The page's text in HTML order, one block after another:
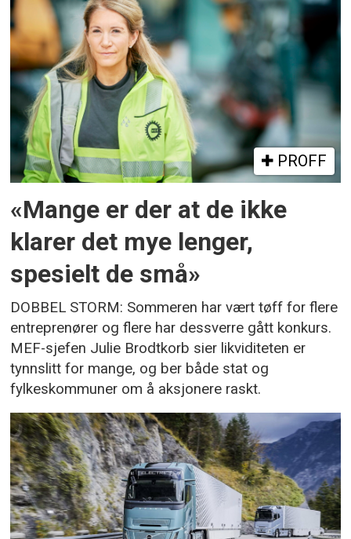
PROFF
«Mange er der at de ikke
klarer det mye lenger,
spesielt de små»
DOBBEL STORM: Sommeren har vært tøff for flere
entreprenører og flere har dessverre gått konkurs.
MEF-sjefen Julie Brodtkorb sier likviditeten er
tynnslitt for mange, og ber både stat og
fylkeskommuner om å aksjonere raskt.